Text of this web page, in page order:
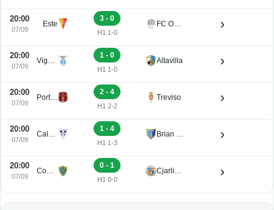
20:00
07/09
Este
3 - 0
H1 1-0
FC Obermais ›
20:00
07/09
Vigasio
1 - 0
H1 1-0
Altavilla ›
20:00
07/09
Portogruaro
2 - 4
H1 2-2
Treviso ›
20:00
07/09
Calvi Noale
1 - 4
H1 1-3
Brian Lignano ›
20:00
07/09
Conegliano
0 - 1
H1 0-0
Cjarlins Muzane ›